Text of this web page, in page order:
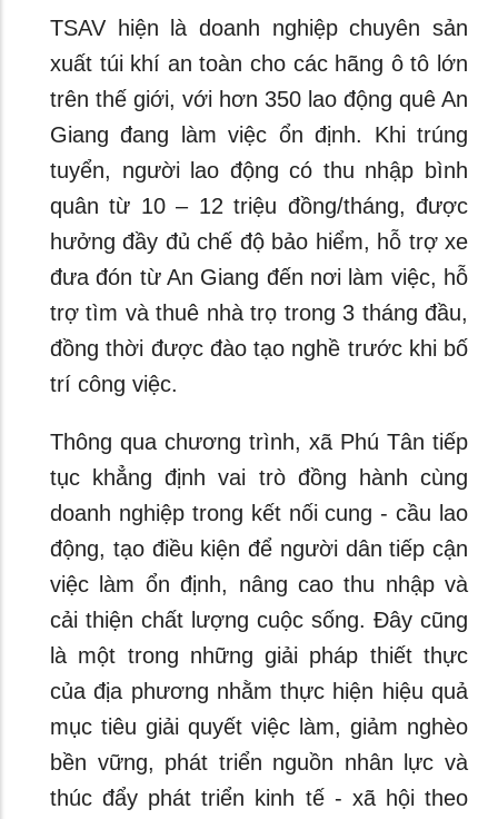
TSAV hiện là doanh nghiệp chuyên sản
xuất túi khí an toàn cho các hãng ô tô lớn
trên thế giới, với hơn 350 lao động quê An
Giang đang làm việc ổn định. Khi trúng
tuyển, người lao động có thu nhập bình
quân từ 10 – 12 triệu đồng/tháng, được
hưởng đầy đủ chế độ bảo hiểm, hỗ trợ xe
đưa đón từ An Giang đến nơi làm việc, hỗ
trợ tìm và thuê nhà trọ trong 3 tháng đầu,
đồng thời được đào tạo nghề trước khi bố
trí công việc.
Thông qua chương trình, xã Phú Tân tiếp
tục khẳng định vai trò đồng hành cùng
doanh nghiệp trong kết nối cung - cầu lao
động, tạo điều kiện để người dân tiếp cận
việc làm ổn định, nâng cao thu nhập và
cải thiện chất lượng cuộc sống. Đây cũng
là một trong những giải pháp thiết thực
của địa phương nhằm thực hiện hiệu quả
mục tiêu giải quyết việc làm, giảm nghèo
bền vững, phát triển nguồn nhân lực và
thúc đẩy phát triển kinh tế - xã hội theo